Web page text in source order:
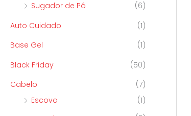
Sugador de Pó
(6)
Auto Cuidado
(1)
Base Gel
(1)
Black Friday
(50)
Cabelo
(7)
Escova
(1)